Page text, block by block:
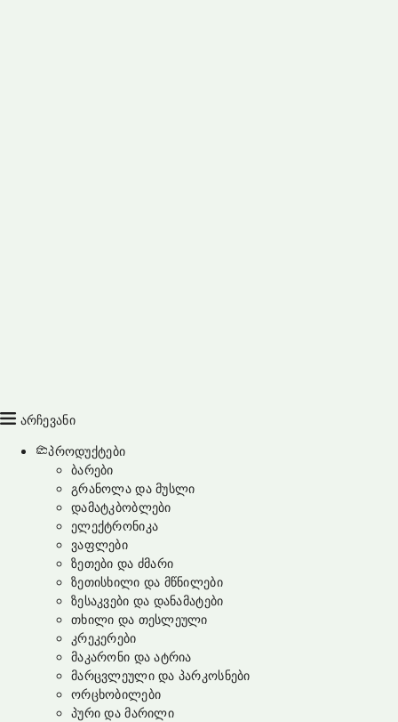
არჩევანი
პროდუქტები
ბარები
გრანოლა და მუსლი
დამატკბობლები
ელექტრონიკა
ვაფლები
ზეთები და ძმარი
ზეთისხილი და მწნილები
ზესაკვები და დანამატები
თხილი და თესლეული
კრეკერები
მაკარონი და ატრია
მარცვლეული და პარკოსნები
ორცხობილები
პური და მარილი